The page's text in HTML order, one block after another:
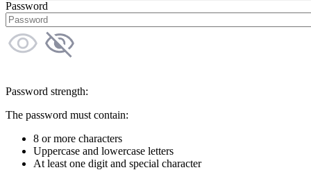
Password
Password strength:
The password must contain:
8 or more characters
Uppercase and lowercase letters
At least one digit and special character